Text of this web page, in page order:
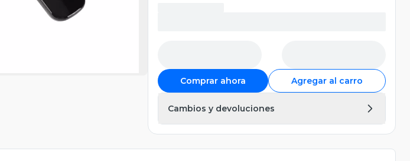
Comprar ahora Agregar al carro
Cambios y devoluciones